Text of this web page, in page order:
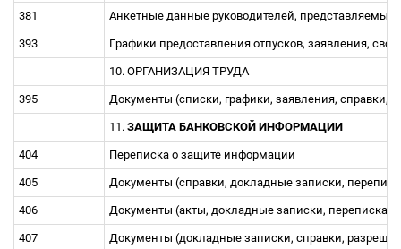
381 Анкетные данные руководителей,
393 Гpафики пpедоставления отпусков, заявления,
10. ОРГАНИЗАЦИЯ ТРУДА
395 Документы (списки, графики, заявления, справки,
11. ЗАЩИТА БАНКОВСКОЙ ИНФОРМАЦИИ
404 Переписка о защите информации
405 Документы (справки, докладные записки,
406 Документы (акты, докладные записки,
407 Документы (докладные записки, справки,